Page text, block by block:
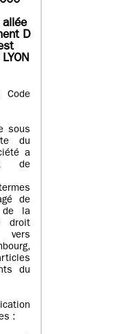
D
Code
sous
du
a
de
de
de la
droit
du
: